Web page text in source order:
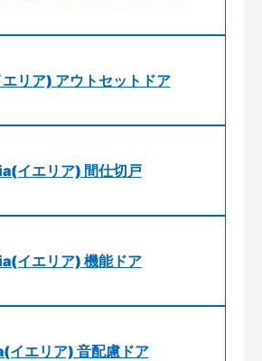
リア) アウトセットドア
イエリア) 間仕切戸
イエリア) 機能ドア
イエリア) 音配慮ドア